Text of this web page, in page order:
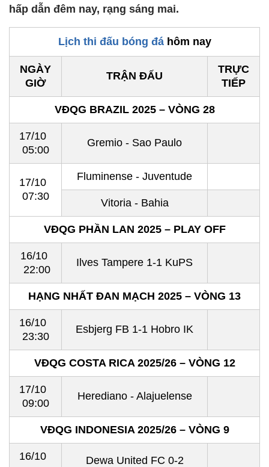
hấp dẫn đêm nay, rạng sáng mai.
Lịch thi đấu bóng đá hôm nay
NGÀY
GIỜ
TRẬN ĐẤU
TRỰC
TIẾP
VĐQG BRAZIL 2025 – VÒNG 28
17/10
05:00
Gremio - Sao Paulo
17/10
07:30
Fluminense - Juventude
Vitoria - Bahia
VĐQG PHẦN LAN 2025 – PLAY OFF
16/10
22:00
Ilves Tampere 1-1 KuPS
HẠNG NHẤT ĐAN MẠCH 2025 – VÒNG 13
16/10
23:30
Esbjerg FB 1-1 Hobro IK
VĐQG COSTA RICA 2025/26 – VÒNG 12
17/10
09:00
Herediano - Alajuelense
VĐQG INDONESIA 2025/26 – VÒNG 9
16/10
Dewa United FC 0-2